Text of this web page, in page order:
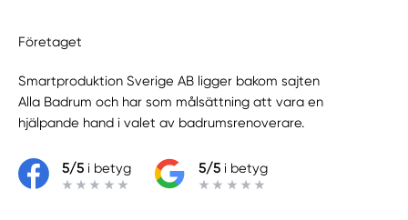
Företaget
Smartproduktion Sverige AB ligger bakom sajten
Alla Badrum och har som målsättning att vara en
hjälpande hand i valet av badrumsrenoverare.
5/5i betyg 5/5i betyg